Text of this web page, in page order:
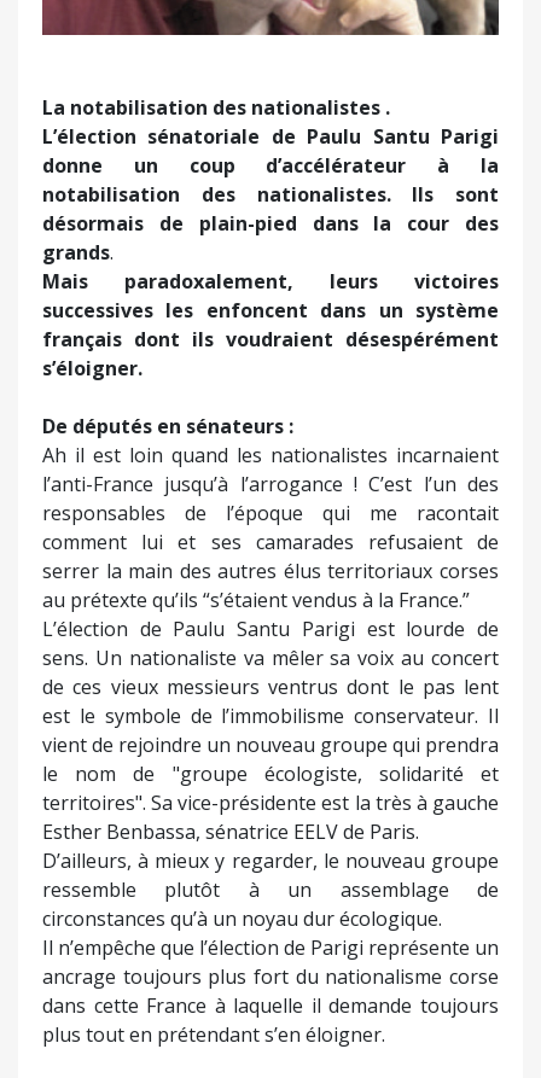
La notabilisation des nationalistes .
L’élection sénatoriale de Paulu Santu Parigi
donne un coup d’accélérateur à la
notabilisation des nationalistes. Ils sont
désormais de plain-pied dans la cour des
grands.
Mais paradoxalement, leurs victoires
successives les enfoncent dans un système
français dont ils voudraient désespérément
s’éloigner.
De députés en sénateurs :
Ah il est loin quand les nationalistes incarnaient
l’anti-France jusqu’à l’arrogance ! C’est l’un des
responsables de l’époque qui me racontait
comment lui et ses camarades refusaient de
serrer la main des autres élus territoriaux corses
au prétexte qu’ils “s’étaient vendus à la France.”
L’élection de Paulu Santu Parigi est lourde de
sens. Un nationaliste va mêler sa voix au concert
de ces vieux messieurs ventrus dont le pas lent
est le symbole de l’immobilisme conservateur. Il
vient de rejoindre un nouveau groupe qui prendra
le nom de "groupe écologiste, solidarité et
territoires". Sa vice-présidente est la très à gauche
Esther Benbassa, sénatrice EELV de Paris.
D’ailleurs, à mieux y regarder, le nouveau groupe
ressemble plutôt à un assemblage de
circonstances qu’à un noyau dur écologique.
Il n’empêche que l’élection de Parigi représente un
ancrage toujours plus fort du nationalisme corse
dans cette France à laquelle il demande toujours
plus tout en prétendant s’en éloigner.